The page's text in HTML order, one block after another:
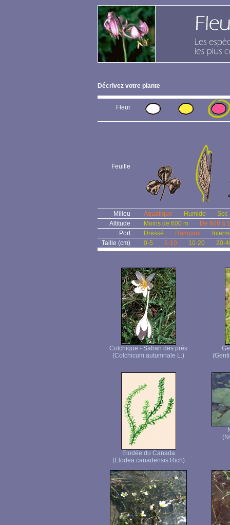
Décrivez votre plante
Fleur
Feuille
Milieu Aquatique Humide
Sec
Altitude
Moins de 600 m
De 600 à
Port
Dressé Rampant
Taille (cm)
0-5 5-10 10-20 20-
Colchique - Safran des prés
(Colchicum autumnale L.)
Elodée du Canada
(Elodea canadensis Rich)